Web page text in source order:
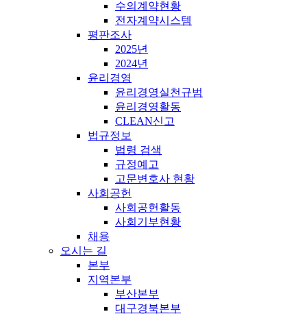
수의계약현황
전자계약시스템
평판조사
2025년
2024년
윤리경영
윤리경영실천규범
윤리경영활동
CLEAN신고
법규정보
법령 검색
규정예고
고문변호사 현황
사회공헌
사회공헌활동
사회기부현황
채용
오시는 길
본부
지역본부
부산본부
대구경북본부